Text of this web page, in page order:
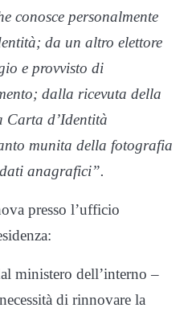
conosce personalmente
da un altro elettore
e provvisto di
dalla ricevuta della
Carta d’Identità
munita della fotografia
anagrafici”.
presso l’ufficio
ministero dell’interno –
di rinnovare la